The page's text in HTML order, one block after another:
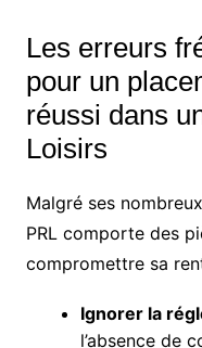
Les erreurs
pour un
réussi dans
Loisirs
Malgré ses
PRL comporte des
compromettre sa
Ignorer la
l’absence de